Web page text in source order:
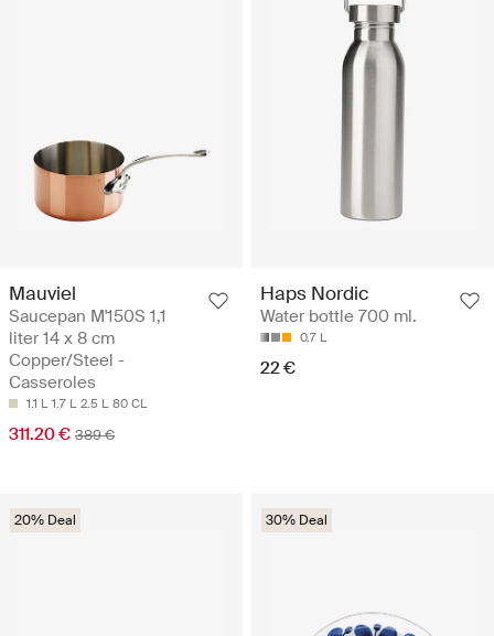
Mauviel
Saucepan M'150S 1,1
liter 14 x 8 cm
Copper/Steel -
Casseroles
1.1 L 1.7 L 2.5 L 80 CL
311.20 € 389 €
Haps Nordic
Water bottle 700 ml.
0.7 L
22 €
20% Deal 30% Deal